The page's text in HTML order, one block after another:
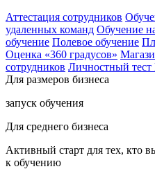
Аттестация сотрудников
удаленных команд Обучение
обучение Полевое обучение
Оценка «360 градусов»
сотрудников Личностный тест
Для размеров бизнеса
запуск обучения
Для среднего бизнеса
Активный старт для тех, кто
к обучению